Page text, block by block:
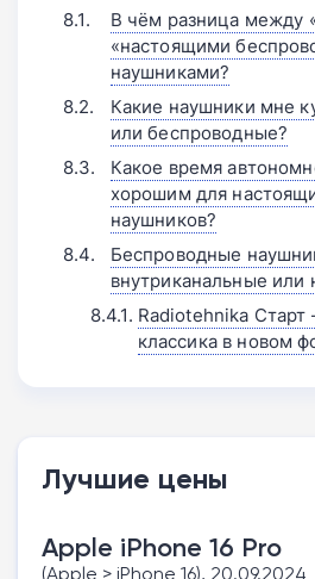
В чём разница между
«настоящими
наушниками?
Какие наушники мне
или беспроводные?
Какое время
хорошим для
наушников?
Беспроводные
внутриканальные или
Radiotehnika
классика в новом
Лучшие цены
Apple iPhone 16 Pro
(Apple > iPhone 16), 20.09.2024